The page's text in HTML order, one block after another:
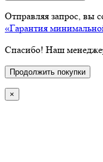
Отправляя запрос, вы
«Гарантия
Спасибо! Наш
Продолжить покупки
×